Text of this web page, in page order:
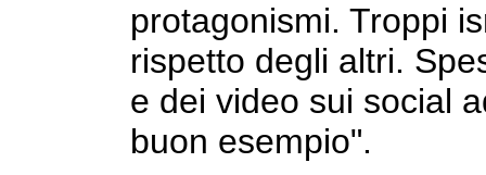
protagonismi. Troppi
rispetto degli altri.
e dei video sui social
buon esempio".